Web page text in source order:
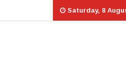
Saturday, 8